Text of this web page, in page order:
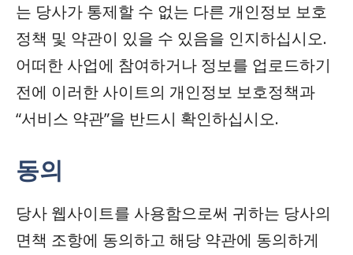
는 당사가 통제할 수 없는 다른 개인정보 보호
정책 및 약관이 있을 수 있음을 인지하십시오.
어떠한 사업에 참여하거나 정보를 업로드하기
전에 이러한 사이트의 개인정보 보호정책과
“서비스 약관”을 반드시 확인하십시오.
동의
당사 웹사이트를 사용함으로써 귀하는 당사의
면책 조항에 동의하고 해당 약관에 동의하게